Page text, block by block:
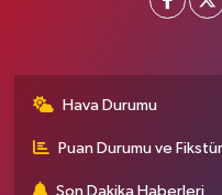
Hava Durumu
Puan Durumu ve Fikstür
Son Dakika Haberleri